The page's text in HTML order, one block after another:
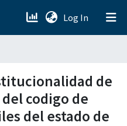
Log In (current)
de
codigo de
del estado de